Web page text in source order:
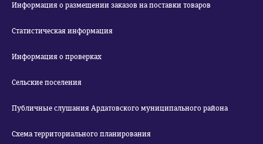
Информация о размещении заказов на поставки товаров
Статистическая информация
Информация о проверках
Сельские поселения
Публичные слушания Ардатовского муниципального района
Схема территориального планирования